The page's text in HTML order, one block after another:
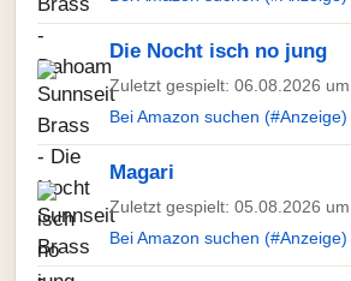
Die Nocht isch no jung
Zuletzt gespielt: 06.08.2026
Bei Amazon suchen (#Anzeige)
Magari
Zuletzt gespielt: 05.08.2026
Bei Amazon suchen (#Anzeige)